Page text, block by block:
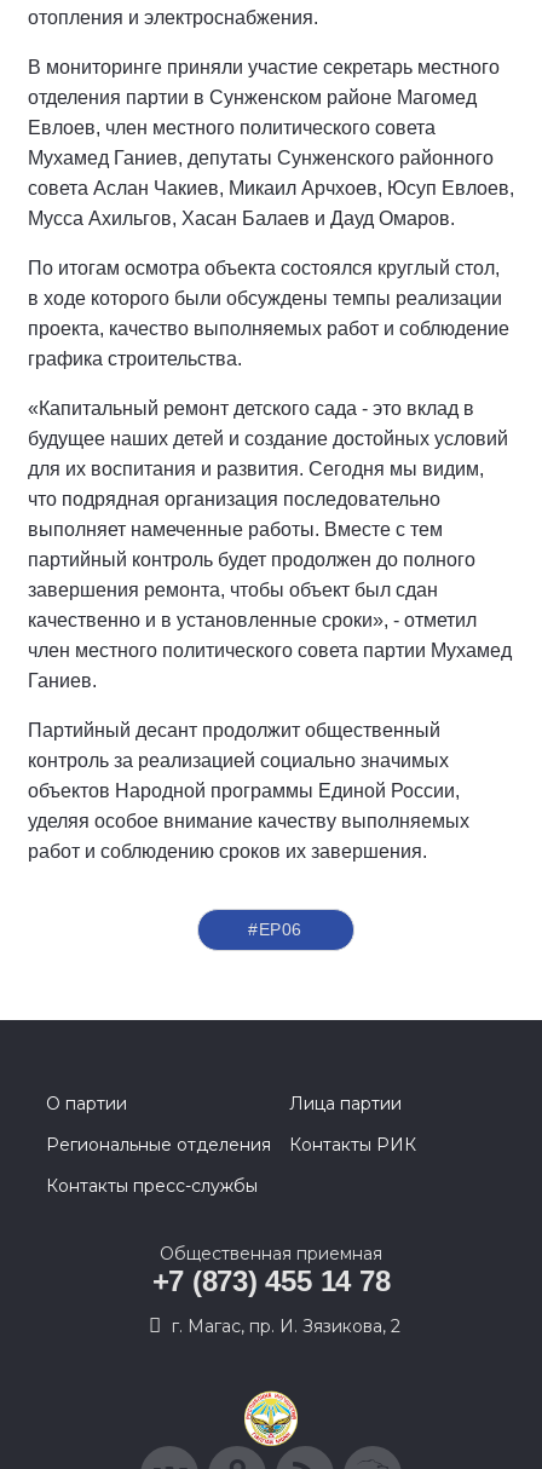
отопления и электроснабжения.
В мониторинге приняли участие секретарь местного
отделения партии в Сунженском районе Магомед
Евлоев, член местного политического совета
Мухамед Ганиев, депутаты Сунженского районного
совета Аслан Чакиев, Микаил Арчхоев, Юсуп Евлоев,
Мусса Ахильгов, Хасан Балаев и Дауд Омаров.
По итогам осмотра объекта состоялся круглый стол,
в ходе которого были обсуждены темпы реализации
проекта, качество выполняемых работ и соблюдение
графика строительства.
«Капитальный ремонт детского сада - это вклад в
будущее наших детей и создание достойных условий
для их воспитания и развития. Сегодня мы видим,
что подрядная организация последовательно
выполняет намеченные работы. Вместе с тем
партийный контроль будет продолжен до полного
завершения ремонта, чтобы объект был сдан
качественно и в установленные сроки», - отметил
член местного политического совета партии Мухамед
Ганиев.
Партийный десант продолжит общественный
контроль за реализацией социально значимых
объектов Народной программы Единой России,
уделяя особое внимание качеству выполняемых
работ и соблюдению сроков их завершения.
#ЕР06
О партии
Лица партии
Региональные отделения
Контакты РИК
Контакты пресс-службы
Общественная приемная
+7 (873) 455 14 78
г. Магас, пр. И. Зязикова, 2